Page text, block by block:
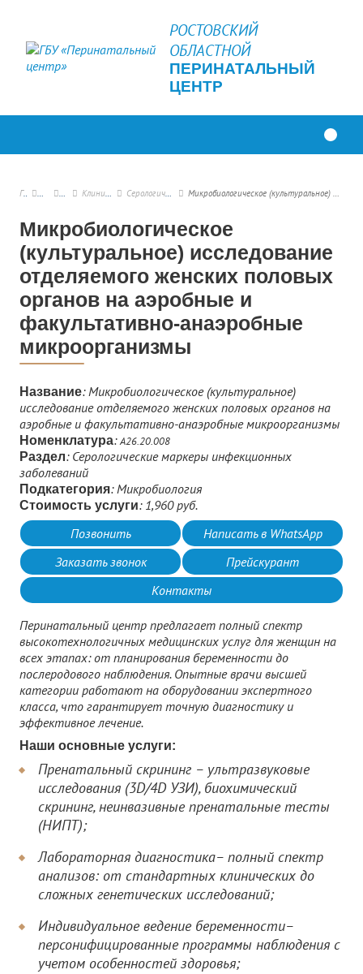
РОСТОВСКИЙ
ОБЛАСТНОЙ
ПЕРИНАТАЛЬНЫЙ
ЦЕНТР
Главная Платные услуги
Прейскурант
Клинико-диагностическое отделение Серологические маркеры инфекционных заболеваний Микробиологическое (культуральное) исследование отделяемого женских половых органов на аэробные и факультативно-анаэробные микроорганизмы
Микробиологическое
(культуральное) исследование
отделяемого женских половых
органов на аэробные и
факультативно-анаэробные
микроорганизмы
Название: Микробиологическое (культуральное)
исследование отделяемого женских половых органов на
аэробные и факультативно-анаэробные микроорганизмы
Номенклатура:А26.20.008
Раздел: Серологические маркеры инфекционных
заболеваний
Подкатегория: Микробиология
Стоимость услуги: 1,960 руб.
Позвонить
Написать в WhatsApp
Заказать звонок
Прейскурант
Контакты
Перинатальный центр предлагает полный спектр
высокотехнологичных медицинских услуг для женщин на
всех этапах: от планирования беременности до
послеродового наблюдения. Опытные врачи высшей
категории работают на оборудовании экспертного
класса, что гарантирует точную диагностику и
эффективное лечение.
Наши основные услуги:
Пренатальный скрининг – ультразвуковые
исследования (3D/4D УЗИ), биохимический
скрининг, неинвазивные пренатальные тесты
(НИПТ);
Лабораторная диагностика– полный спектр
анализов: от стандартных клинических до
сложных генетических исследований;
Индивидуальное ведение беременности–
персонифицированные программы наблюдения с
учетом особенностей здоровья;